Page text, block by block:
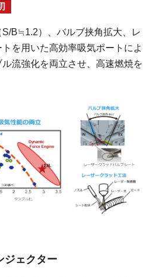
B≒1.2）、バルブ挟角拡大、レ
を用いた高効率吸気ポートによ
流強化を両立させ、高速燃焼を
ジェクター